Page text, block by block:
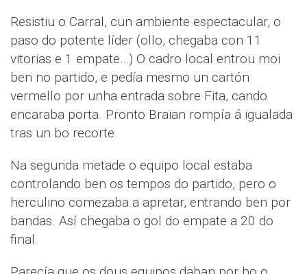
Resistiu o Carral, cun ambiente espectacular, o
paso do potente líder (ollo, chegaba con 11
vitorias e 1 empate…) O cadro local entrou moi
ben no partido, e pedía mesmo un cartón
vermello por unha entrada sobre Fita, cando
encaraba porta. Pronto Braian rompía á igualada
tras un bo recorte.
Na segunda metade o equipo local estaba
controlando ben os tempos do partido, pero o
herculino comezaba a apretar, entrando ben por
bandas. Así chegaba o gol do empate a 20 do
final.